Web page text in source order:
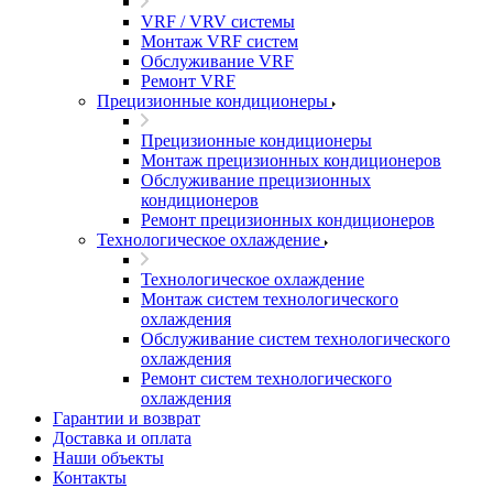
VRF / VRV системы
Монтаж VRF систем
Обслуживание VRF
Ремонт VRF
Прецизионные кондиционеры
Прецизионные кондиционеры
Монтаж прецизионных кондиционеров
Обслуживание прецизионных
кондиционеров
Ремонт прецизионных кондиционеров
Технологическое охлаждение
Технологическое охлаждение
Монтаж систем технологического
охлаждения
Обслуживание систем технологического
охлаждения
Ремонт систем технологического
охлаждения
Гарантии и возврат
Доставка и оплата
Наши объекты
Контакты